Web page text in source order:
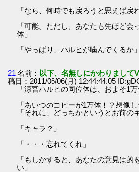
「なら、何時でも戻ろうと思えば戻
「可能。ただし、あなたも先ほど会
体」
「やっぱり、ハルヒが噛んでくるか」
21 名前： 以下、名無しにかわりまして
稿日：2011/06/06(月) 12:44:44.05
「涼宮ハルヒの同位体は、およそ1万
「あいつのコピーが1万体！？想像し
「それに、どっちかというとお前の
「キャラ？」
「・・・忘れてくれ」
「もしかすると、あなたの意見は的
い」